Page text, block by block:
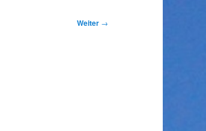
Weiter →